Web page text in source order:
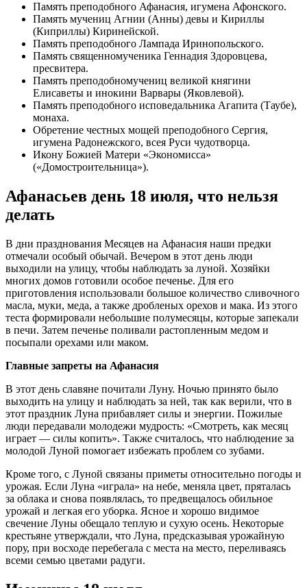
Память преподобного Афанасия, игумена Афонского.
Память мучениц Агнии (Анны) девы и Кириллы
(Киприллы) Киринейской.
Память преподобного Лампада Иринопольского.
Память священномученика Геннадия Здоровцева,
пресвитера.
Память преподобномучениц великой княгини
Елисаветы и инокини Варвары (Яковлевой).
Память преподобного исповедальника Агапита (Таубе),
монаха.
Обретение честных мощей преподобного Сергия,
игумена Радонежского, всея Руси чудотворца.
Икону Божией Матери «Экономисса»
(«Домостроительница»).
Афанасьев день 18 июля, что нельзя
делать
В дни празднования Месяцев на Афанасия наши предки
отмечали особый обычай. Вечером в этот день люди
выходили на улицу, чтобы наблюдать за луной. Хозяйки
многих домов готовили особое печенье. Для его
приготовления использовали большое количество сливочного
масла, муки, меда, а также дробленых орехов и мака. Из этого
теста формировали небольшие полумесяцы, которые запекали
в печи. Затем печенье поливали растопленным медом и
посыпали орехами или маком.
Главные запреты на Афанасия
В этот день славяне почитали Луну. Ночью принято было
выходить на улицу и наблюдать за ней, так как верили, что в
этот праздник Луна прибавляет силы и энергии. Пожилые
люди передавали молодежи мудрость: «Смотреть, как месяц
играет — силы копить». Также считалось, что наблюдение за
молодой Луной помогает избежать проблем со зубами.
Кроме того, с Луной связаны приметы относительно погоды и
урожая. Если Луна «играла» на небе, меняла цвет, пряталась
за облака и снова появлялась, то предвещалось обильное
урожай и легкая его уборка. Ясное и хорошо видимое
свечение Луны обещало теплую и сухую осень. Некоторые
крестьяне утверждали, что Луна, предсказывая урожайную
пору, при восходе перебегала с места на место, переливаясь
всеми семью цветами радуги.